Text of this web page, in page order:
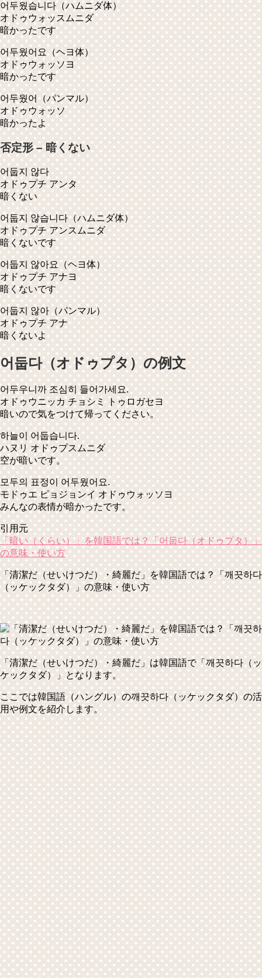
어두웠습니다（ハムニダ体）
オドゥウォッスムニダ
暗かったです
어두웠어요（ヘヨ体）
オドゥウォッソヨ
暗かったです
어두웠어 （パンマル）
オドゥウォッソ
暗かったよ
否定形 – 暗くない
어둡지 않다
オドゥプチ アンタ
暗くない
어둡지 않습니다（ハムニダ体）
オドゥプチ アンスムニダ
暗くないです
어둡지 않아요（ヘヨ体）
オドゥプチ アナヨ
暗くないです
어둡지 않아（パンマル）
オドゥプチ アナ
暗くないよ
어둡다（オドゥプタ）の例文
어두우니까 조심히 들어가세요.
オドゥウニッカ チョシミ トゥロガセヨ
暗いので気をつけて帰ってください。
하늘이 어둡습니다.
ハヌリ オドゥプスムニダ
空が暗いです。
모두의 표정이 어두웠어요.
モドゥエ ピョジョンイ オドゥウォッソヨ
みんなの表情が暗かったです。
引用元
「暗い（くらい）」を韓国語では？「어둡다（オドゥプタ）」
の意味・使い方
「清潔だ（せいけつだ）・綺麗だ」を韓国語では？「깨끗하다
（ッケックタダ）」の意味・使い方
「清潔だ（せいけつだ）・綺麗だ」は韓国語で「깨끗하다（ッ
ケックタダ）」 となります。
ここでは韓国語（ハングル）の깨끗하다（ッケックタダ）の活
用や例文を紹介します。